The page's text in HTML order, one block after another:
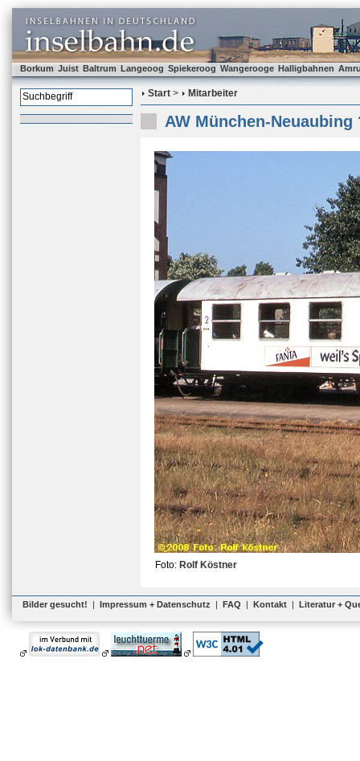
Borkum Juist Baltrum Langeoog Spiekeroog Wangerooge Halligbahnen
Start > Mitarbeiter
AW München-Neuaubing
Foto: Rolf Köstner
Bilder gesucht! | Impressum + Datenschutz | FAQ | Kontakt | Literatur +